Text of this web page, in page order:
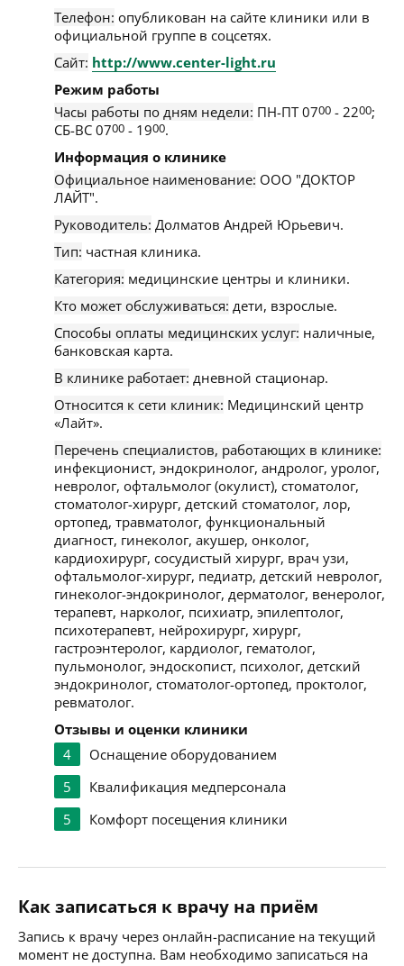
Телефон: опубликован на сайте клиники или в
официальной группе в соцсетях.
Сайт: http://www.center-light.ru
Режим работы
Часы работы по дням недели: ПН-ПТ 0700 - 2200;
СБ-ВС 0700 - 1900.
Информация о клинике
Официальное наименование: ООО "ДОКТОР
ЛАЙТ".
Руководитель: Долматов Андрей Юрьевич.
Тип: частная клиника.
Категория: медицинские центры и клиники.
Кто может обслуживаться: дети, взрослые.
Способы оплаты медицинских услуг: наличные,
банковская карта.
В клинике работает: дневной стационар.
Относится к сети клиник: Медицинский центр
«Лайт».
Перечень специалистов, работающих в клинике:
инфекционист, эндокринолог, андролог, уролог,
невролог, офтальмолог (окулист), стоматолог,
стоматолог-хирург, детский стоматолог, лор,
ортопед, травматолог, функциональный
диагност, гинеколог, акушер, онколог,
кардиохирург, сосудистый хирург, врач узи,
офтальмолог-хирург, педиатр, детский невролог,
гинеколог-эндокринолог, дерматолог, венеролог,
терапевт, нарколог, психиатр, эпилептолог,
психотерапевт, нейрохирург, хирург,
гастроэнтеролог, кардиолог, гематолог,
пульмонолог, эндоскопист, психолог, детский
эндокринолог, стоматолог-ортопед, проктолог,
ревматолог.
Отзывы и оценки клиники
4
Оснащение оборудованием
5
Квалификация медперсонала
5
Комфорт посещения клиники
Как записаться к врачу на приём
Запись к врачу через онлайн-расписание на текущий
момент не доступна. Вам необходимо записаться на